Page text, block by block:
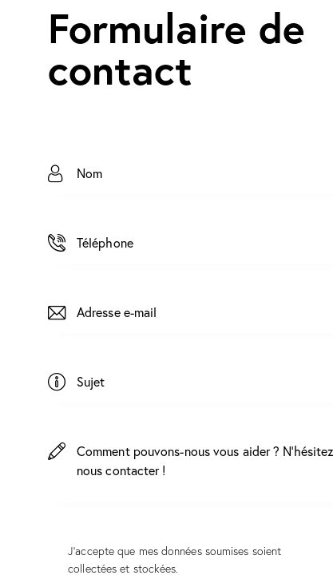
Formulaire de
contact
J'accepte que mes données soumises soient
collectées et stockées.